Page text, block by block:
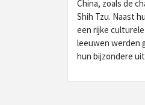
China, zoals de
Shih Tzu. Naast
een rijke
leeuwen werden
hun bijzondere